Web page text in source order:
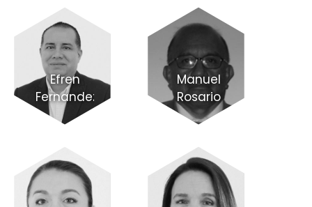
Efren
Fernandez
Manuel
Rosario